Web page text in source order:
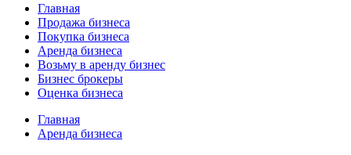
Главная
Продажа бизнеса
Покупка бизнеса
Аренда бизнеса
Возьму в аренду бизнес
Бизнес брокеры
Оценка бизнеса
Главная
Аренда бизнеса